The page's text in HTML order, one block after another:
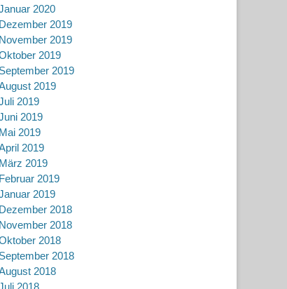
2020
Dezember 2019
November 2019
2019
September 2019
2019
2019
2019
Mai 2019
2019
März 2019
Februar 2019
2019
Dezember 2018
November 2018
2018
September 2018
2018
2018